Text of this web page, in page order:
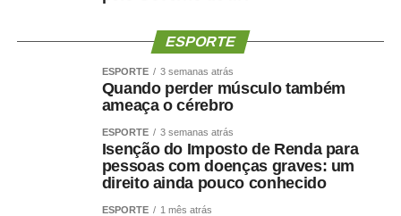
Segundo a instituição, o novo ajuste gradual de menos
0,25 ponto é compatível com a estratégia de
convergência da inflação para o redor da meta no
próximo período.
Sobre o ambiente externo, o BC voltou a apontar o
cenário de indefinição acerca dos conflitos armados no
Oriente Médio e da incerteza sobre a política monetária
ESPORTE
ESPORTE 3 semanas atrás
Quando perder músculo também
ameaça o cérebro
ESPORTE 3 semanas atrás
Isenção do Imposto de Renda para
pessoas com doenças graves: um
direito ainda pouco conhecido
ESPORTE 1 mês atrás